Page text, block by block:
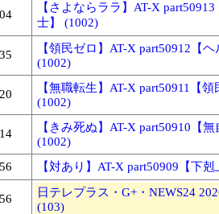
【さよならララ】AT-X
士】 (1002)
【領民ゼロ】AT-X part50912【
(1002)
【無職転生】AT-X part50911【
(1002)
【きみ死ぬ】AT-X part50910【
(1002)
【対あり】AT-X part50909【下
日テレプラス・G+・NEWS24
(103)